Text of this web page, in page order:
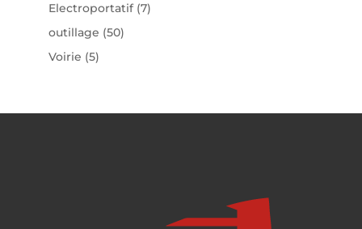
Electroportatif (7)
outillage (50)
Voirie (5)